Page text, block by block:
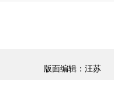
版面编辑：汪苏